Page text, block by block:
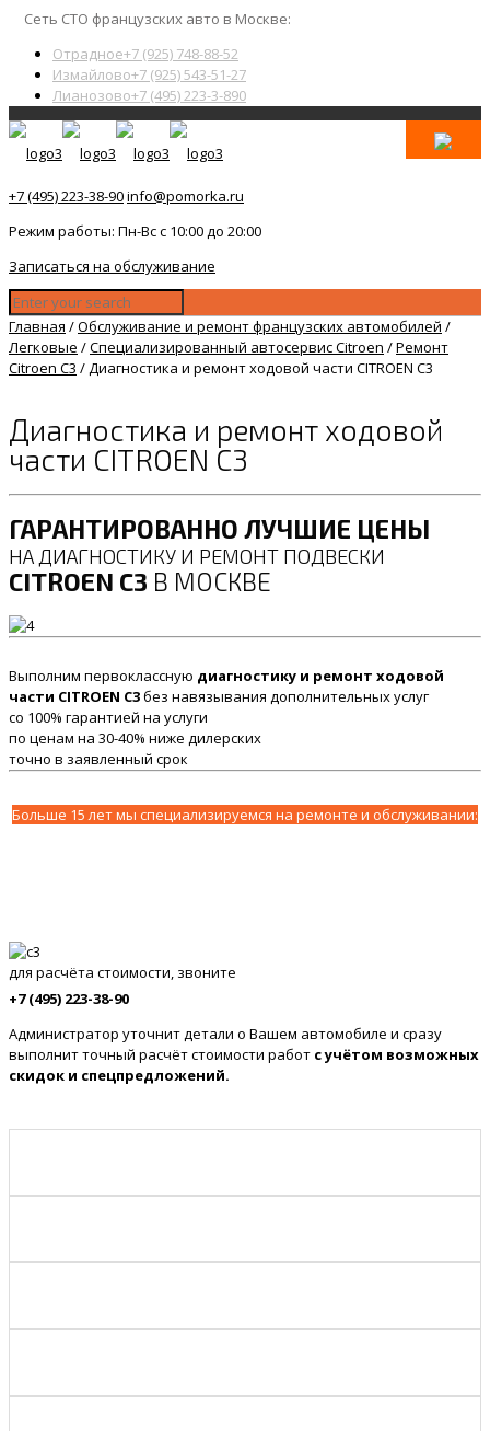
Сеть СТО французских авто в Москве:
Отрадное+7 (925) 748-88-52
Измайлово+7 (925) 543-51-27
Лианозово+7 (495) 223-3-890
+7 (495) 223-38-90info@pomorka.ru
Режим работы: Пн-Вс с 10:00 до 20:00
Записаться на обслуживание
Главная /Обслуживание и ремонт французских автомобилей /
Легковые /Специализированный автосервис Citroen /Ремонт
Citroen C3 /Диагностика и ремонт ходовой части CITROEN C3
Диагностика и ремонт ходовой
части CITROEN C3
ГАРАНТИРОВАННО ЛУЧШИЕ ЦЕНЫ
НА ДИАГНОСТИКУ И РЕМОНТ ПОДВЕСКИ
CITROEN C3 В МОСКВЕ
Выполним первоклассную диагностику и ремонт ходовой
части CITROEN C3без навязывания дополнительных услуг
со 100% гарантией на услуги
по ценам на 30-40% ниже дилерских
точно в заявленный срок
Больше 15 лет мы специализируемся на ремонте и обслуживании:
для расчёта стоимости, звоните
+7 (495) 223-38-90
Администратор уточнит детали о Вашем автомобиле и сразу
выполнит точный расчёт стоимости работ с учётом возможных
скидок и спецпредложений.